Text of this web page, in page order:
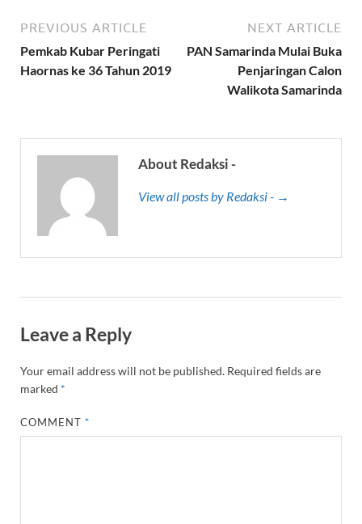
PREVIOUS ARTICLE
Pemkab Kubar Peringati
Haornas ke 36 Tahun 2019
NEXT ARTICLE
PAN Samarinda Mulai Buka
Penjaringan Calon
Walikota Samarinda
About Redaksi -
View all posts by Redaksi - →
Leave a Reply
Your email address will not be published. Required fields are
marked *
COMMENT*